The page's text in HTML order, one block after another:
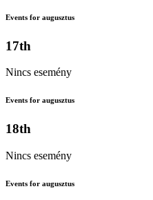
Events for augusztus
17th
Nincs esemény
Events for augusztus
18th
Nincs esemény
Events for augusztus